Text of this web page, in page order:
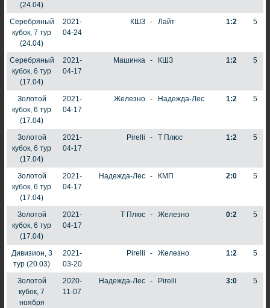
(24.04)
Серебряный
кубок, 7 тур
(24.04)
2021-
04-24
КШЗ - Лайт 1:2 5
Серебряный
кубок, 6 тур
(17.04)
2021-
04-17
Машинка - КШЗ 1:2 5
Золотой
кубок, 6 тур
(17.04)
2021-
04-17
Железно - Надежда-Лес 1:2 5
Золотой
кубок, 6 тур
(17.04)
2021-
04-17
Pirelli - Т Плюс 1:2 5
Золотой
кубок, 6 тур
(17.04)
2021-
04-17
Надежда-Лес - КМП 2:0 5
Золотой
кубок, 6 тур
(17.04)
2021-
04-17
Т Плюс - Железно 0:2 5
Дивизион, 3
тур (20.03)
2021-
03-20
Pirelli - Железно 1:2 5
Золотой
кубок, 7
ноября
2020-
11-07
Надежда-Лес - Pirelli 3:0 5